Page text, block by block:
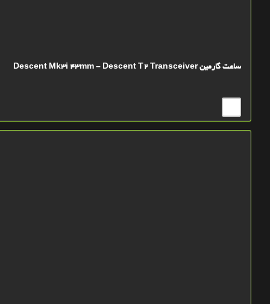
ساعت گارمین Descent Mk3i 43mm – Descent T2 Transceiver